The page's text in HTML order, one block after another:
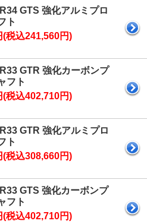
GTS 強化アルミプロ
ト
(税込241,560円)
GTR 強化カーボンプ
フト
(税込402,710円)
GTR 強化アルミプロ
ト
(税込308,660円)
GTS 強化カーボンプ
フト
(税込402,710円)